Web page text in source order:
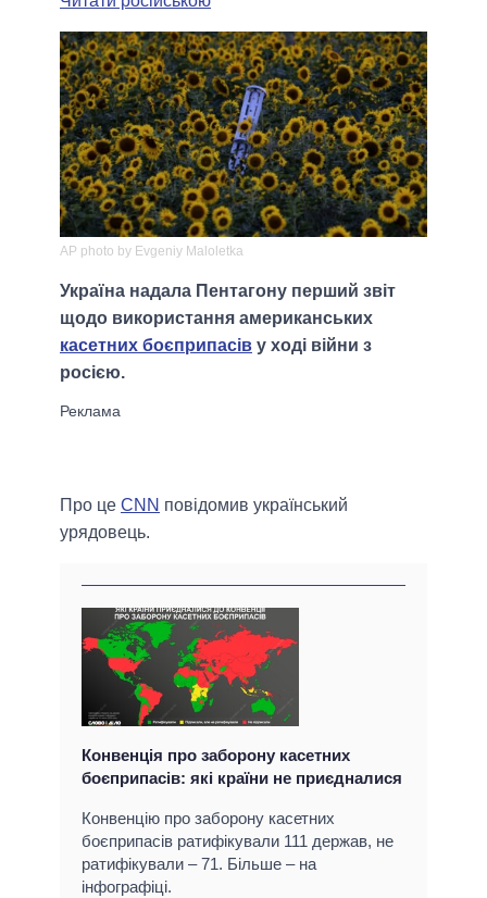
AP photo by Evgeniy Maloletka
Україна надала Пентагону перший звіт
щодо використання американських
касетних боєприпасів у ході війни з
росією.
Про це CNN повідомив український
урядовець.
Конвенція про заборону касетних
боєприпасів: які країни не приєдналися
Конвенцію про заборону касетних
боєприпасів ратифікували 111 держав, не
ратифікували – 71. Більше – на
інфографіці.